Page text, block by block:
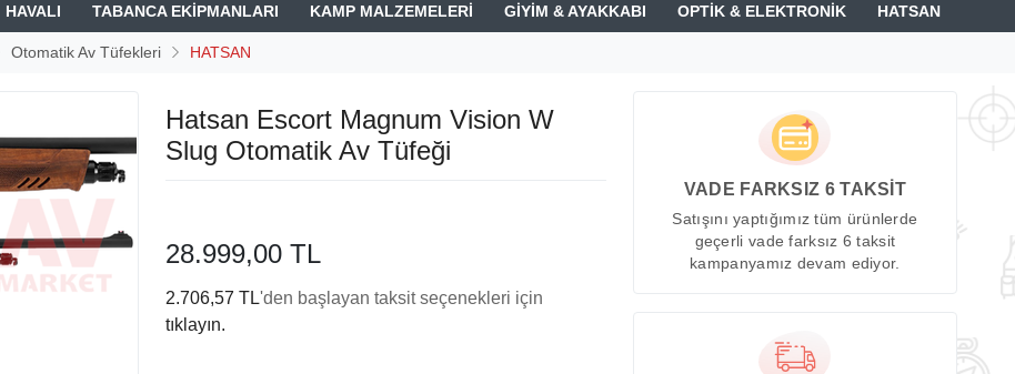
HAVALI TABANCA EKİPMANLARI KAMP MALZEMELERİ GİYİM & AYAKKABI OPTİK & ELEKTRONİK HATSAN
Otomatik Av Tüfekleri HATSAN
Hatsan Escort Magnum Vision W
Slug Otomatik Av Tüfeği
28.999,00 TL
2.706,57 TL'den başlayan taksit seçenekleri için
tıklayın.
VADE FARKSIZ 6 TAKSİT
Satışını yaptığımız tüm ürünlerde
geçerli vade farksız 6 taksit
kampanyamız devam ediyor.